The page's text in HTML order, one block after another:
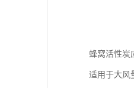
蜂窝活性炭
适用于大风